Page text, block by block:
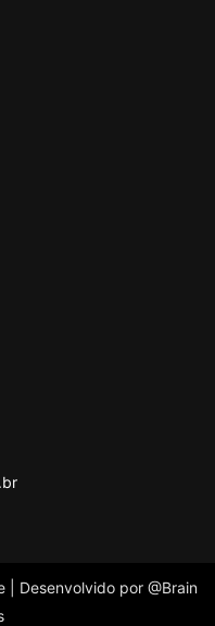
| Desenvolvido por @Brain